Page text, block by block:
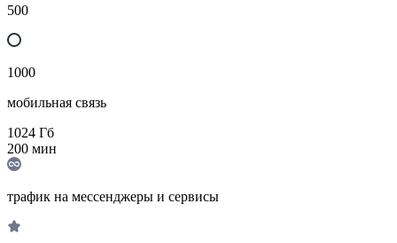
500
1000
мобильная связь
1024 Гб
200 мин
трафик на мессенджеры и сервисы